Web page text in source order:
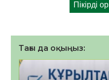
Тағы да оқыңыз: